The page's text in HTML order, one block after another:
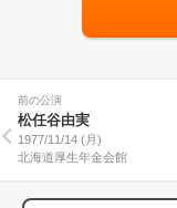
前の公演
松任谷由実
1977/11/14 (月)
北海道厚生年金会館